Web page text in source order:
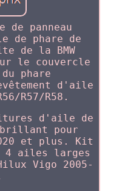
de panneau
de phare de
de la BMW
le couvercle
phare
d'aile
R57/R58.
d'aile de
pour
et plus. Kit
4 ailes larges
Vigo 2005-